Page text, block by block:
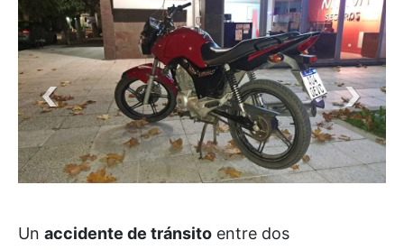
Un accidente de tránsito entre dos